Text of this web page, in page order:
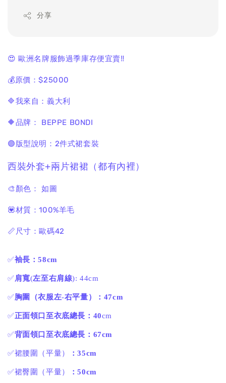
分享
😍 歐洲名牌服飾過季庫存便宜賣‼️
💰原價：$25000
🔷我來自：義大利
🔶品牌： BEPPE BONDI
🟣版型說明：2件式裙套裝
西裝外套+兩片裙裙（都有內裡）
🎨顏色： 如圖
💟材質：100%羊毛
📏尺寸：歐碼42
✅袖長：58cm
✅肩寬(左至右肩線): 44cm
✅胸圍（衣服左-右平量）：47cm
✅正面領口至衣底總長：40cm
✅背面領口至衣底總長：67cm
✅裙腰圍（平量） ：35cm
✅裙臀圍（平量） ：50cm